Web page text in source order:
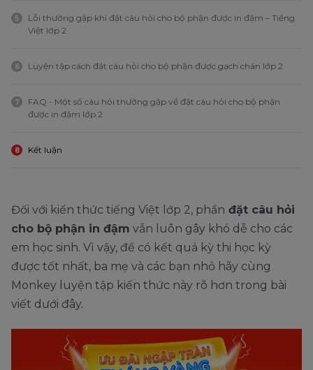
5
Lỗi thường gặp khi đặt câu hỏi cho bộ phận được in đậm – Tiếng
Việt lớp 2
6 Luyện tập cách đặt câu hỏi cho bộ phận được gạch chân lớp 2
7
FAQ - Một số câu hỏi thường gặp về đặt câu hỏi cho bộ phận
được in đậm lớp 2
8 Kết luận
Đối với kiến thức tiếng Việt lớp 2, phần đặt câu hỏi
cho bộ phận in đậm vẫn luôn gây khó dễ cho các
em học sinh. Vì vậy, để có kết quả kỳ thi học kỳ
được tốt nhất, ba mẹ và các bạn nhỏ hãy cùng
Monkey luyện tập kiến thức này rõ hơn trong bài
viết dưới đây.